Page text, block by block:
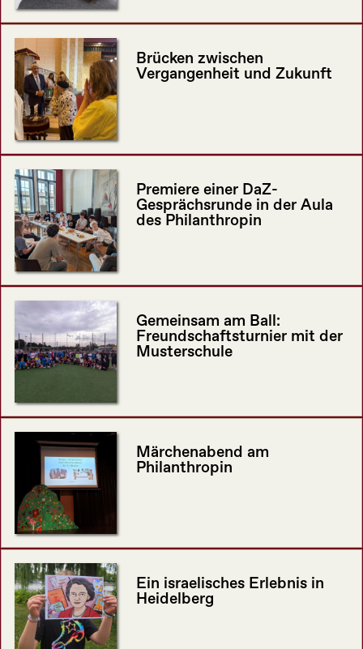
Brücken zwischen
Vergangenheit und Zukunft
Premiere einer DaZ-
Gesprächsrunde in der Aula
des Philanthropin
Gemeinsam am Ball:
Freundschaftsturnier mit der
Musterschule
Märchenabend am
Philanthropin
Ein israelisches Erlebnis in
Heidelberg